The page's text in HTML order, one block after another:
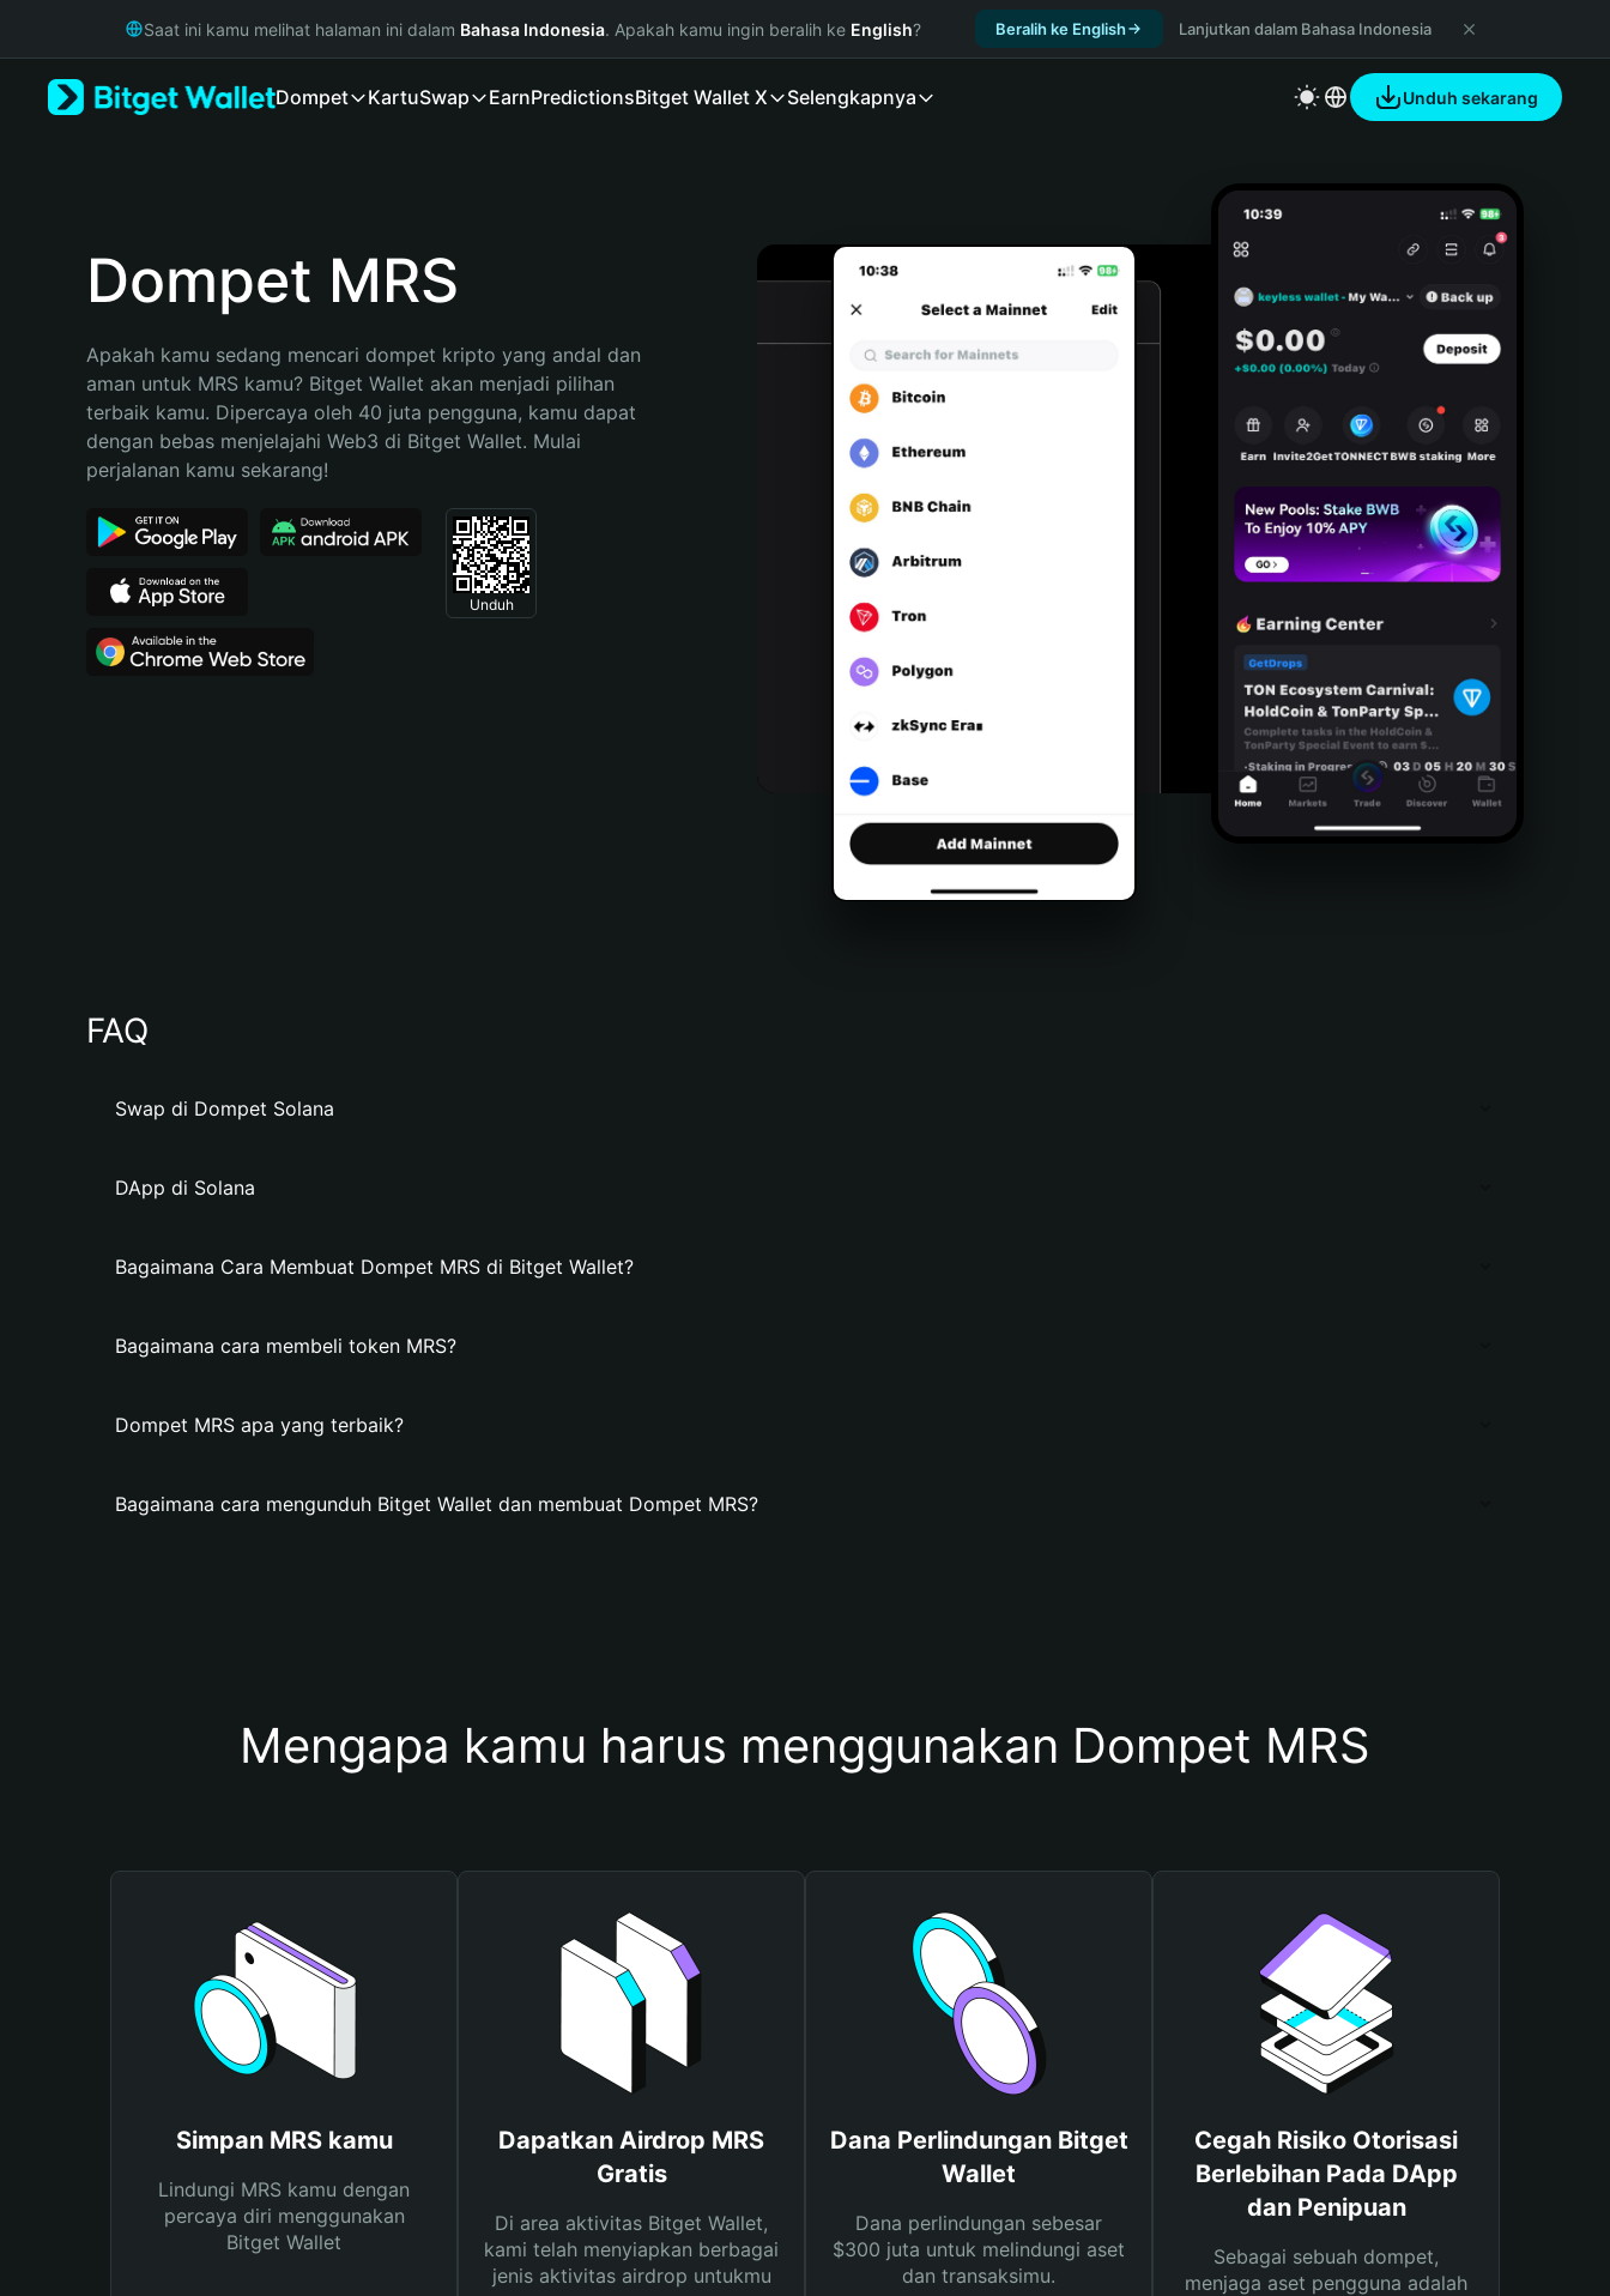
Русский
Bahasa Indonesia
Español (Argentina)
Saat ini kamu melihat halaman ini dalam Bahasa Indonesia. Apakah kamu ingin beralih ke English? Beralih ke English Lanjutkan dalam Bahasa Indonesia
Dompet KartuSwap EarnPredictionsBitget Wallet X Selengkapnya Unduh sekarang
Dompet MRS
Apakah kamu sedang mencari dompet kripto yang andal dan
aman untuk MRS kamu? Bitget Wallet akan menjadi pilihan
terbaik kamu. Dipercaya oleh 40 juta pengguna, kamu dapat
dengan bebas menjelajahi Web3 di Bitget Wallet. Mulai
perjalanan kamu sekarang!
Unduh
FAQ
Swap di Dompet Solana
DApp di Solana
Bagaimana Cara Membuat Dompet MRS di Bitget Wallet?
Bagaimana cara membeli token MRS?
Dompet MRS apa yang terbaik?
Bagaimana cara mengunduh Bitget Wallet dan membuat Dompet MRS?
Mengapa kamu harus menggunakan Dompet MRS
Simpan MRS kamu
Lindungi MRS kamu dengan
percaya diri menggunakan
Bitget Wallet
Dapatkan Airdrop MRS
Gratis
Di area aktivitas Bitget Wallet,
kami telah menyiapkan berbagai
jenis aktivitas airdrop untukmu
Dana Perlindungan Bitget
Wallet
Dana perlindungan sebesar
$300 juta untuk melindungi aset
dan transaksimu.
Cegah Risiko Otorisasi
Berlebihan Pada DApp
dan Penipuan
Sebagai sebuah dompet,
menjaga aset pengguna adalah